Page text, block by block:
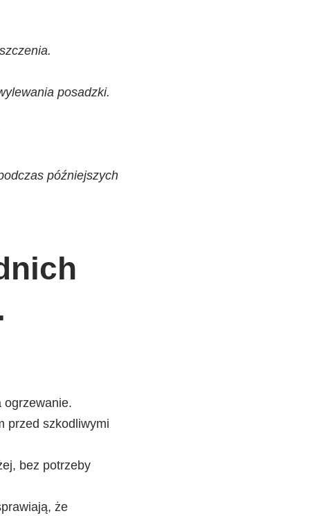
posadzki.
późniejszych
ogrzewanie.
przed szkodliwymi
bez potrzeby
że